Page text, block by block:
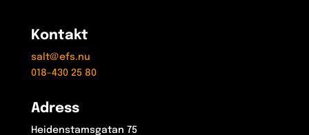
Kontakt
salt@efs.nu
018-430 25 80
Adress
Heidenstamsgatan 75